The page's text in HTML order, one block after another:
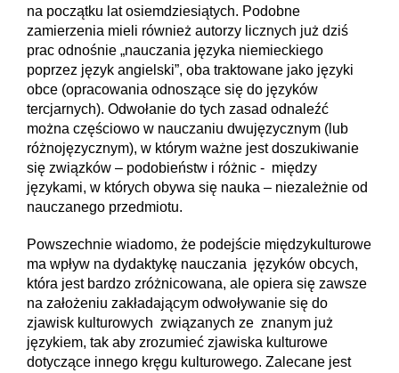
na początku lat osiemdziesiątych. Podobne
zamierzenia mieli również autorzy licznych już dziś
prac odnośnie „nauczania języka niemieckiego
poprzez język angielski”, oba traktowane jako języki
obce (opracowania odnoszące się do języków
tercjarnych). Odwołanie do tych zasad odnaleźć
można częściowo w nauczaniu dwujęzycznym (lub
różnojęzycznym), w którym ważne jest doszukiwanie
się związków – podobieństw i różnic - między
językami, w których obywa się nauka – niezależnie od
nauczanego przedmiotu.
Powszechnie wiadomo, że podejście międzykulturowe
ma wpływ na dydaktykę nauczania języków obcych,
która jest bardzo zróżnicowana, ale opiera się zawsze
na założeniu zakładającym odwoływanie się do
zjawisk kulturowych związanych ze znanym już
językiem, tak aby zrozumieć zjawiska kulturowe
dotyczące innego kręgu kulturowego. Zalecane jest